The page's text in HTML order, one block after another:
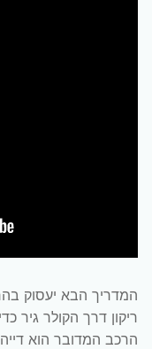
המדריך הבא יעסוק
ריקון דרך הקולר גיר
הרכב המדובר הוא